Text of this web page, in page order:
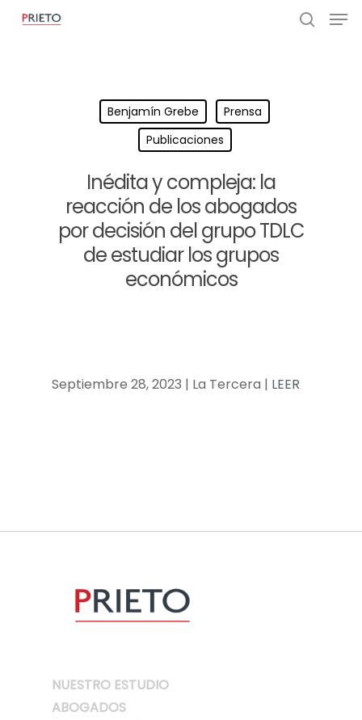
Benjamín Grebe
Prensa
Publicaciones
Inédita y compleja: la
reacción de los abogados
por decisión del grupo TDLC
de estudiar los grupos
económicos
Septiembre 28, 2023 | La Tercera | LEER
NUESTRO ESTUDIO
ABOGADOS